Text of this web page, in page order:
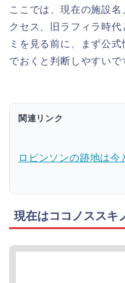
ここでは、現在の施設
クセス、旧ラフィラ時
ミを見る前に、まず公
でおくと判断しやすいで
関連リンク
ロビンソンの跡地は
現在はココノススキ